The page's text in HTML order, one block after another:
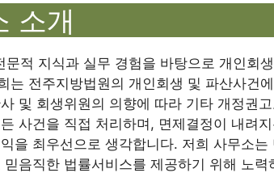
소개
적 지식과 실무 경험을 바탕으로 개인회
는 전주지방법원의 개인회생 및 파산사건
및 회생위원의 의향에 따라 기타 개정권
사건을 직접 처리하며, 면제결정이 내려
을 최우선으로 생각합니다. 저희 사무소는
음직한 법률서비스를 제공하기 위해 노력